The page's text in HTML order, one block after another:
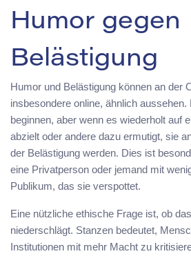
Humor gegen
Belästigung
Humor und Belästigung können an der
insbesondere online, ähnlich
beginnen, aber wenn es wiederholt auf
abzielt oder andere dazu ermutigt, sie
der Belästigung werden. Dies ist
eine Privatperson oder jemand mit
Publikum, das sie verspottet.
Eine nützliche ethische Frage ist, ob
niederschlägt. Stanzen bedeutet,
Institutionen mit mehr Macht zu